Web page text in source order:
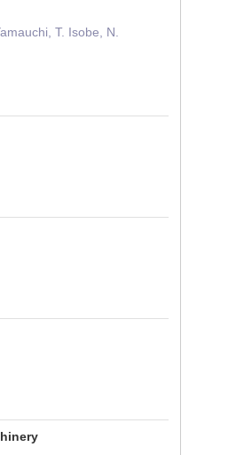
T. Isobe, N.